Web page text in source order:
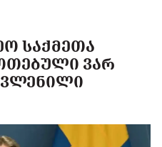
ᲡᲐᲥᲛᲔᲗᲐ
ᲕᲐᲠ